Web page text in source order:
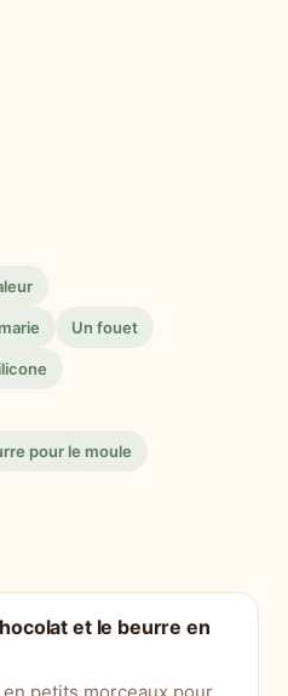
Un fouet
pour le moule
et le beurre en